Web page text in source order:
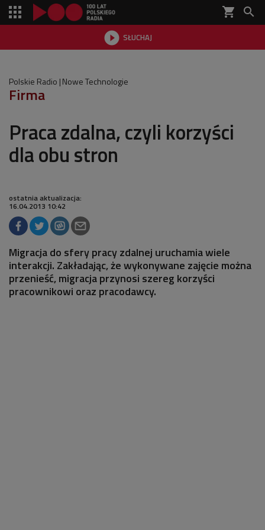
shopping_cart 
 SŁUCHAJ

Polskie Radio Nowe Technologie
Firma
Praca zdalna, czyli korzyści
dla obu stron
ostatnia aktualizacja:
16.04.2013 10:42
Migracja do sfery pracy zdalnej uruchamia wiele
interakcji. Zakładając, że wykonywane zajęcie można
przenieść, migracja przynosi szereg korzyści
pracownikowi oraz pracodawcy.